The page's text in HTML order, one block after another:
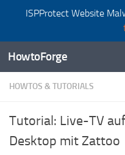
ISPProtect Website
Zum Inhalt springen
HowtoForge
HOWTOS & TUTORIALS
Tutorial: Live-TV
Desktop mit Zattoo